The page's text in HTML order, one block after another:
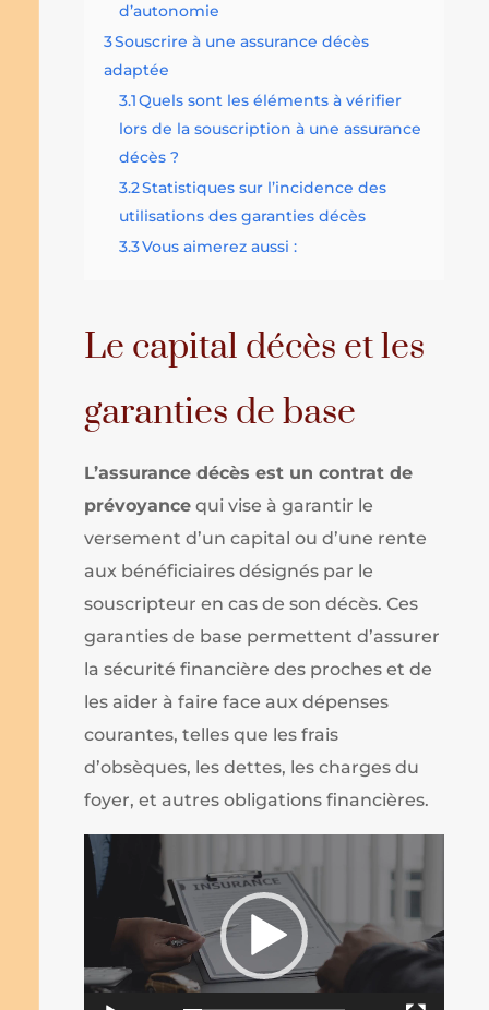
d’autonomie
3Souscrire à une assurance décès
adaptée
3.1Quels sont les éléments à vérifier
lors de la souscription à une assurance
décès ?
3.2Statistiques sur l’incidence des
utilisations des garanties décès
3.3Vous aimerez aussi :
Le capital décès et les
garanties de base
L’assurance décès est un contrat de
prévoyance qui vise à garantir le
versement d’un capital ou d’une rente
aux bénéficiaires désignés par le
souscripteur en cas de son décès. Ces
garanties de base permettent d’assurer
la sécurité financière des proches et de
les aider à faire face aux dépenses
courantes, telles que les frais
d’obsèques, les dettes, les charges du
foyer, et autres obligations financières.
Lecteur
vidéo